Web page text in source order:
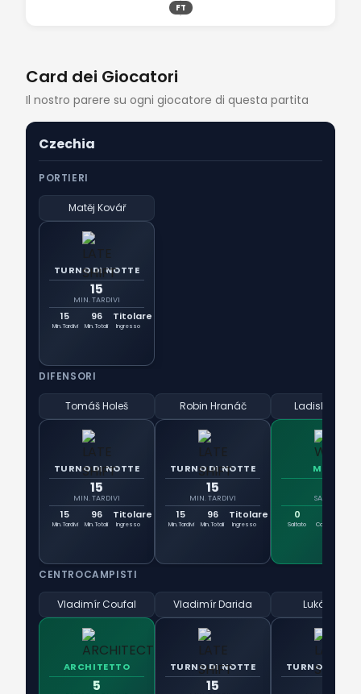
FT
Card dei Giocatori
Il nostro parere su ogni giocatore di questa partita
Czechia
PORTIERI
Matěj Kovář
TURNO DI NOTTE
15
MIN. TARDIVI
15
Min. Tardivi
96
Min. Totali
Titolare
Ingresso
DIFENSORI
Tomáš Holeš
TURNO DI NOTTE
15
MIN. TARDIVI
15
Min. Tardivi
96
Min. Totali
Titolare
Ingresso
Robin Hranáč
TURNO DI NOTTE
15
MIN. TARDIVI
15
Min. Tardivi
96
Min. Totali
Titolare
Ingresso
Ladislav
MURO
SALTATO
0
Saltato Contrasti
CENTROCAMPISTI
Vladimír Coufal
ARCHITETTO
5
Vladimír Darida
TURNO DI NOTTE
15
Lukáš Červ
TURNO DI